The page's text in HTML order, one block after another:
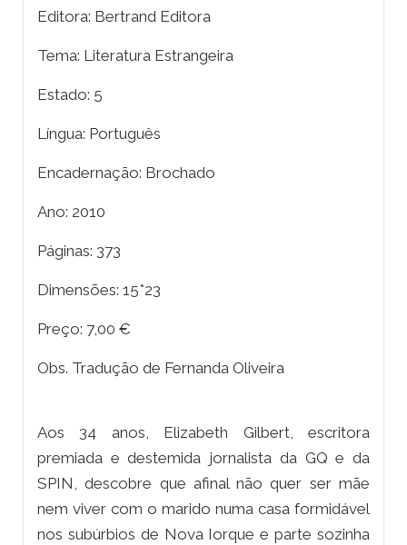
Editora: Bertrand Editora
Tema: Literatura Estrangeira
Estado: 5
Língua: Português
Encadernação: Brochado
Ano: 2010
Páginas: 373
Dimensões: 15*23
Preço: 7,00 €
Obs. Tradução de Fernanda Oliveira
Aos 34 anos, Elizabeth Gilbert, escritora
premiada e destemida jornalista da GQ e da
SPIN, descobre que afinal não quer ser mãe
nem viver com o marido numa casa formidável
nos subúrbios de Nova Iorque e parte sozinha